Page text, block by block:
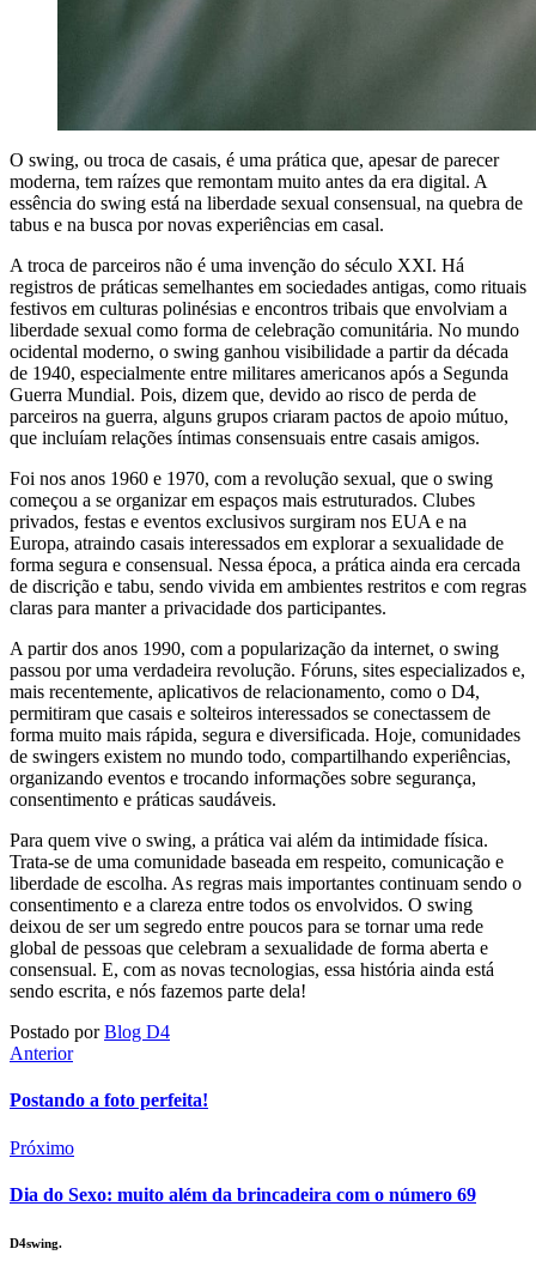
O swing, ou troca de casais, é uma prática que, apesar de parecer
moderna, tem raízes que remontam muito antes da era digital. A
essência do swing está na liberdade sexual consensual, na quebra de
tabus e na busca por novas experiências em casal.
A troca de parceiros não é uma invenção do século XXI. Há
registros de práticas semelhantes em sociedades antigas, como rituais
festivos em culturas polinésias e encontros tribais que envolviam a
liberdade sexual como forma de celebração comunitária. No mundo
ocidental moderno, o swing ganhou visibilidade a partir da década
de 1940, especialmente entre militares americanos após a Segunda
Guerra Mundial. Pois, dizem que, devido ao risco de perda de
parceiros na guerra, alguns grupos criaram pactos de apoio mútuo,
que incluíam relações íntimas consensuais entre casais amigos.
Foi nos anos 1960 e 1970, com a revolução sexual, que o swing
começou a se organizar em espaços mais estruturados. Clubes
privados, festas e eventos exclusivos surgiram nos EUA e na
Europa, atraindo casais interessados em explorar a sexualidade de
forma segura e consensual. Nessa época, a prática ainda era cercada
de discrição e tabu, sendo vivida em ambientes restritos e com regras
claras para manter a privacidade dos participantes.
A partir dos anos 1990, com a popularização da internet, o swing
passou por uma verdadeira revolução. Fóruns, sites especializados e,
mais recentemente, aplicativos de relacionamento, como o D4,
permitiram que casais e solteiros interessados se conectassem de
forma muito mais rápida, segura e diversificada. Hoje, comunidades
de swingers existem no mundo todo, compartilhando experiências,
organizando eventos e trocando informações sobre segurança,
consentimento e práticas saudáveis.
Para quem vive o swing, a prática vai além da intimidade física.
Trata-se de uma comunidade baseada em respeito, comunicação e
liberdade de escolha. As regras mais importantes continuam sendo o
consentimento e a clareza entre todos os envolvidos. O swing
deixou de ser um segredo entre poucos para se tornar uma rede
global de pessoas que celebram a sexualidade de forma aberta e
consensual. E, com as novas tecnologias, essa história ainda está
sendo escrita, e nós fazemos parte dela!
Postado porBlog D4
Anterior
Postando a foto perfeita!
Próximo
Dia do Sexo: muito além da brincadeira com o número 69
D4swing.